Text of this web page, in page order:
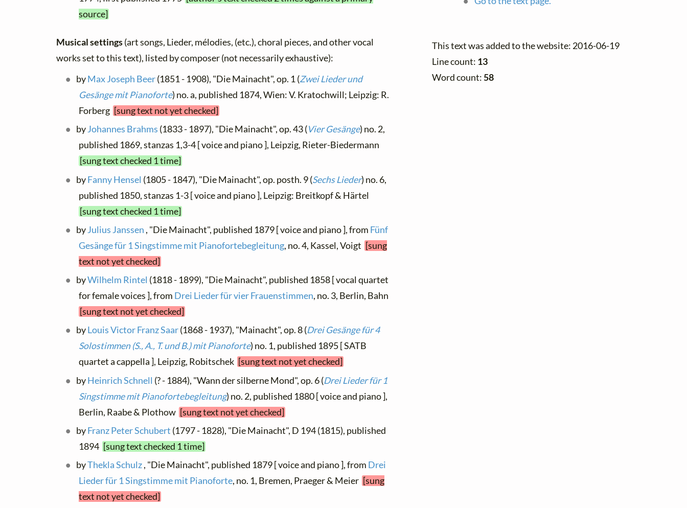
source]
Musical settings(art songs, Lieder, mélodies, (etc.), choral pieces, and other vocal
works set to this text), listed by composer (not necessarily exhaustive):
byMax Joseph Beer(1851 - 1908), "Die Mainacht", op. 1 (Zwei Lieder und
Gesänge mit Pianoforte) no. a, published 1874, Wien: V. Kratochwill; Leipzig: R.
Forberg [sung text not yet checked]
byJohannes Brahms (1833 - 1897), "Die Mainacht", op. 43 (Vier Gesänge) no. 2,
published 1869, stanzas 1,3-4 [ voice and piano ], Leipzig, Rieter-Biedermann
[sung text checked 1 time]
byFanny Hensel (1805 - 1847), "Die Mainacht", op. posth. 9 (Sechs Lieder) no. 6,
published 1850, stanzas 1-3 [ voice and piano ], Leipzig: Breitkopf & Härtel
[sung text checked 1 time]
byJulius Janssen , "Die Mainacht", published 1879 [ voice and piano ], from Fünf
Gesänge für 1 Singstimme mit Pianofortebegleitung, no. 4, Kassel, Voigt [sung
text not yet checked]
byWilhelm Rintel (1818 - 1899), "Die Mainacht", published 1858 [ vocal quartet
for female voices ], from Drei Lieder für vier Frauenstimmen, no. 3, Berlin, Bahn
[sung text not yet checked]
byLouis Victor Franz Saar(1868 - 1937), "Mainacht", op. 8 (Drei Gesänge für 4
Solostimmen (S., A., T. und B.) mit Pianoforte) no. 1, published 1895 [ SATB
quartet a cappella ], Leipzig, Robitschek [sung text not yet checked]
byHeinrich Schnell (? - 1884), "Wann der silberne Mond", op. 6 (Drei Lieder für 1
Singstimme mit Pianofortebegleitung) no. 2, published 1880 [ voice and piano ],
Berlin, Raabe & Plothow [sung text not yet checked]
byFranz Peter Schubert (1797 - 1828), "Die Mainacht", D 194 (1815), published
1894 [sung text checked 1 time]
byThekla Schulz, "Die Mainacht", published 1879 [ voice and piano ], from Drei
Lieder für 1 Singstimme mit Pianoforte, no. 1, Bremen, Praeger & Meier [sung
text not yet checked]
This text was added to the website: 2016-06-19
Line count: 13
Word count:58